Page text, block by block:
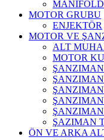
MOTOR GRUBU
ENJEKTÖR
MOTOR VE
ALT
MOTOR
ŞAZIMAN
ÖN VE ARKA